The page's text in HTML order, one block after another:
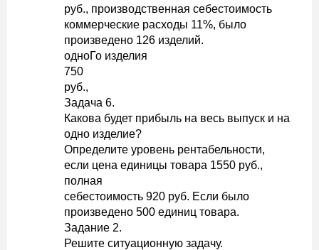
руб., производственная себестоимость
коммерческие расходы 11%, было
произведено 126 изделий.
одноГо изделия
750
руб.,
Задача 6.
Какова будет прибыль на весь выпуск и на
одно изделие?
Определите уровень рентабельности,
если цена единицы товара 1550 руб.,
полная
себестоимость 920 руб. Если было
произведено 500 единиц товара.
Задание 2.
Решите ситуационную задачу.